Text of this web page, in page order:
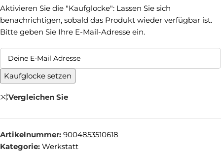
Aktivieren Sie die "Kaufglocke": Lassen Sie sich
benachrichtigen, sobald das Produkt wieder verfügbar ist.
Bitte geben Sie Ihre E-Mail-Adresse ein.
Kaufglocke setzen
Vergleichen Sie
Artikelnummer: 9004853510618
Kategorie: Werkstatt